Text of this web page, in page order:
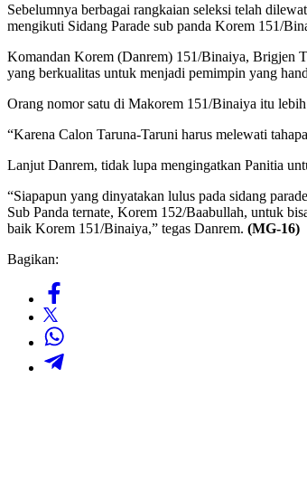
Sebelumnya berbagai rangkaian seleksi telah
mengikuti Sidang Parade sub panda Korem 151/
Komandan Korem (Danrem) 151/Binaiya, Brigjen
yang berkualitas untuk menjadi pemimpin yang
Orang nomor satu di Makorem 151/Binaiya itu
“Karena Calon Taruna-Taruni harus melewati
Lanjut Danrem, tidak lupa mengingatkan Panitia
“Siapapun yang dinyatakan lulus pada sidang
Sub Panda ternate, Korem 152/Baabullah, untuk
baik Korem 151/Binaiya,” tegas Danrem. (MG-16)
Bagikan: